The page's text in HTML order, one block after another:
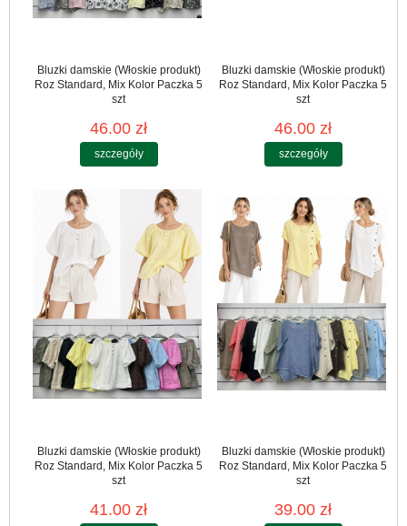
Bluzki damskie (Włoskie produkt)
Roz Standard, Mix Kolor Paczka 5
szt
46.00 zł
szczegóły
Bluzki damskie (Włoskie produkt)
Roz Standard, Mix Kolor Paczka 5
szt
46.00 zł
szczegóły
Bluzki damskie (Włoskie produkt)
Roz Standard, Mix Kolor Paczka 5
szt
41.00 zł
Bluzki damskie (Włoskie produkt)
Roz Standard, Mix Kolor Paczka 5
szt
39.00 zł